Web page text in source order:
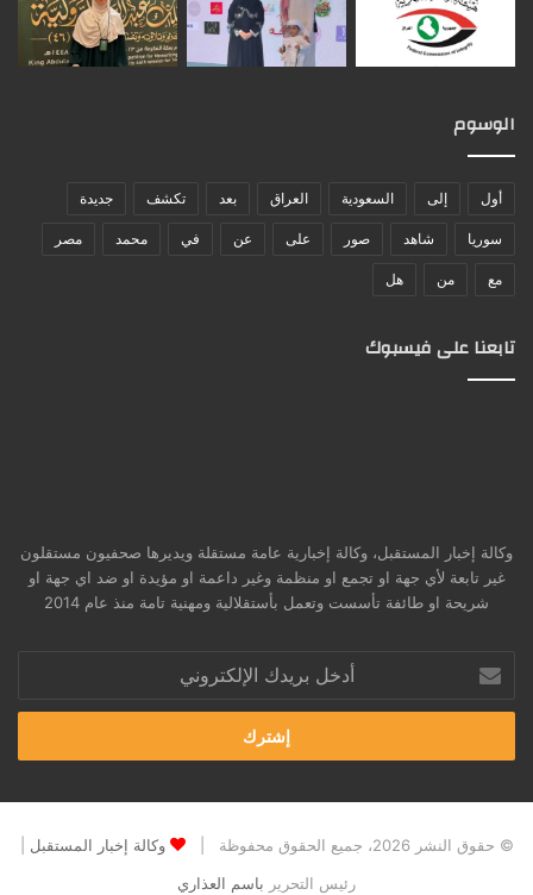
الوسوم
أول إلى السعودية العراق بعد تكشف جديدة
سوريا شاهد صور على عن في محمد مصر
مع من هل
تابعنا على فيسبوك
وكالة إخبار المستقبل، وكالة إخبارية عامة مستقلة ويديرها صحفيون مستقلون
غير تابعة لأي جهة او تجمع او منظمة وغير داعمة او مؤيدة او ضد اي جهة او
شريحة او طائفة تأسست وتعمل بأستقلالية ومهنية تامة منذ عام 2014
بريدك
الإلكتروني
© حقوق النشر 2026، جميع الحقوق محفوظة | وكالة إخبار المستقبل
رئيس التحرير باسم العذاري